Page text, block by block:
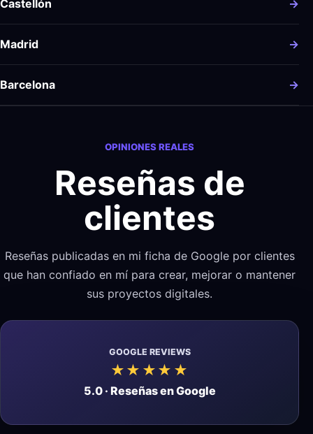
Castellón →
Madrid →
Barcelona →
OPINIONES REALES
Reseñas de
clientes
Reseñas publicadas en mi ficha de Google por clientes
que han confiado en mí para crear, mejorar o mantener
sus proyectos digitales.
GOOGLE REVIEWS
★★★★★
5.0 · Reseñas en Google